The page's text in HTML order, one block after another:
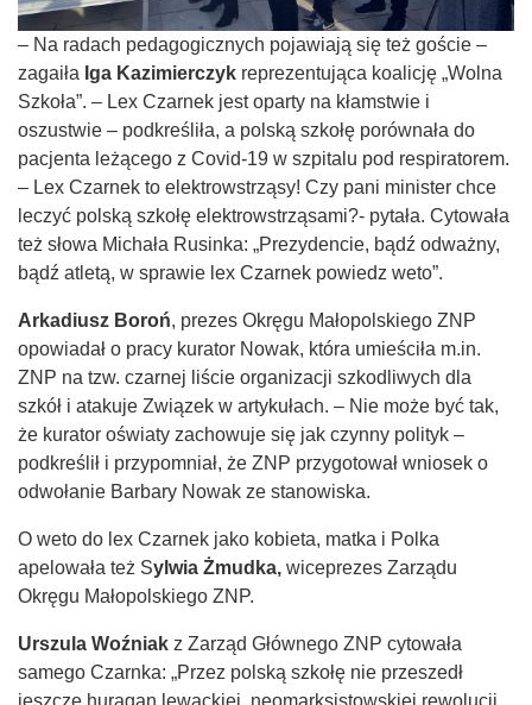
– Na radach pedagogicznych pojawiają się też goście –
zagaiła Iga Kazimierczyk reprezentująca koalicję „Wolna
Szkoła”. – Lex Czarnek jest oparty na kłamstwie i
oszustwie – podkreśliła, a polską szkołę porównała do
pacjenta leżącego z Covid-19 w szpitalu pod respiratorem.
– Lex Czarnek to elektrowstrząsy! Czy pani minister chce
leczyć polską szkołę elektrowstrząsami?- pytała. Cytowała
też słowa Michała Rusinka: „Prezydencie, bądź odważny,
bądź atletą, w sprawie lex Czarnek powiedz weto”.
Arkadiusz Boroń, prezes Okręgu Małopolskiego ZNP
opowiadał o pracy kurator Nowak, która umieściła m.in.
ZNP na tzw. czarnej liście organizacji szkodliwych dla
szkół i atakuje Związek w artykułach. – Nie może być tak,
że kurator oświaty zachowuje się jak czynny polityk –
podkreślił i przypomniał, że ZNP przygotował wniosek o
odwołanie Barbary Nowak ze stanowiska.
O weto do lex Czarnek jako kobieta, matka i Polka
apelowała też Sylwia Żmudka, wiceprezes Zarządu
Okręgu Małopolskiego ZNP.
Urszula Woźniak z Zarząd Głównego ZNP cytowała
samego Czarnka: „Przez polską szkołę nie przeszedł